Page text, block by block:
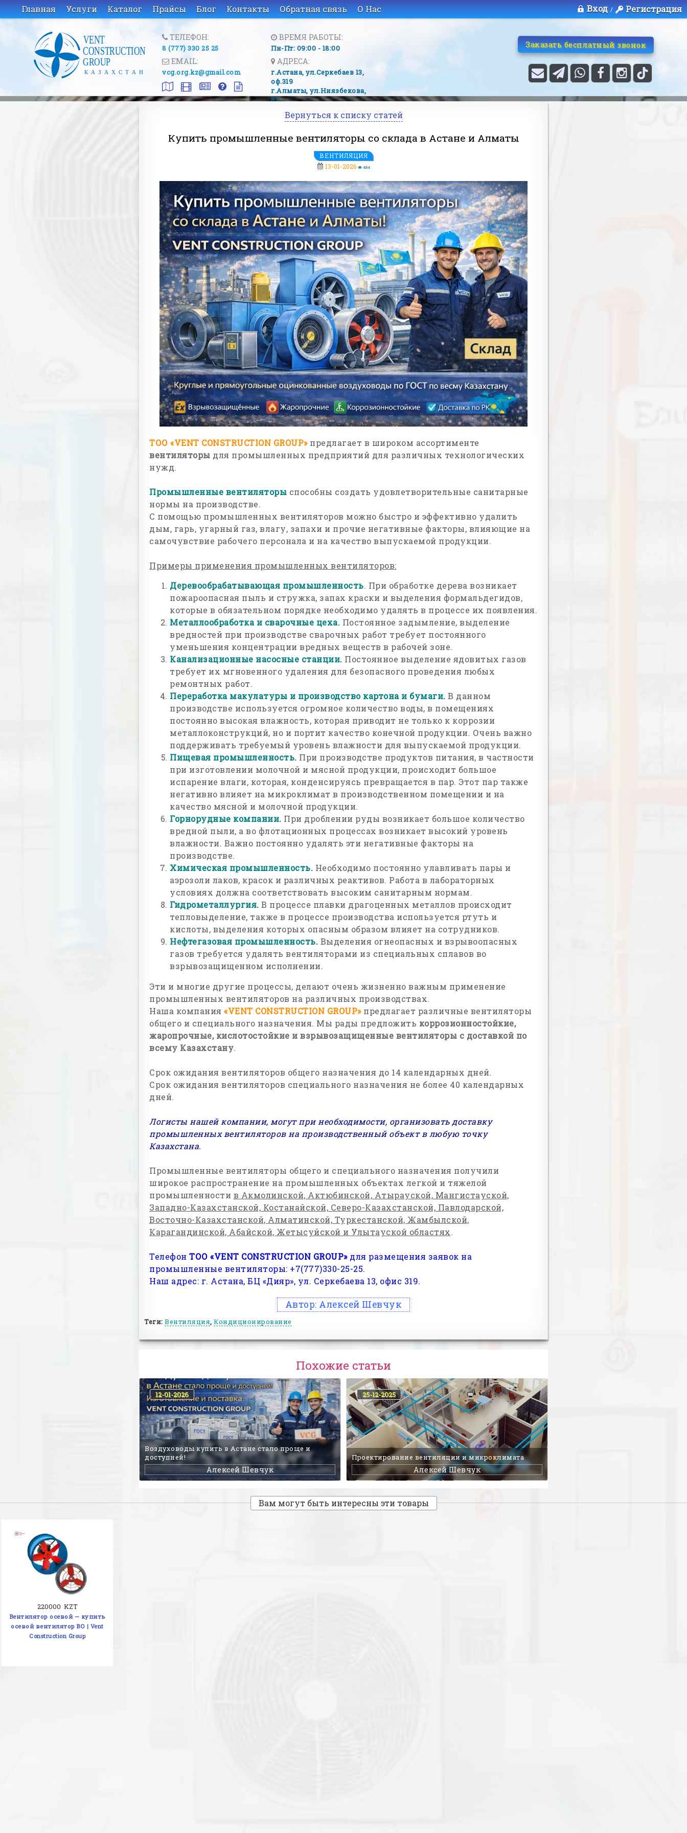
Главная Услуги Каталог Прайсы Блог Контакты Обратная связь О Нас Вход / Регистрация
ТЕЛЕФОН:
8 (777) 330 25 25
ВРЕМЯ РАБОТЫ:
Пн-Пт: 09:00 - 18:00
EMAIL:
vcg.org.kz@gmail.com
АДРЕСА:
г.Астана, ​ул.Серкебаев 13,
оф.319
г.Алматы, ​ул.Ниязбекова,
82
Заказать бесплатный звонок
Вернуться к списку статей
Купить промышленные вентиляторы со склада в Астане и Алматы
ВЕНТИЛЯЦИЯ
13-01-2026
484
ТОО «VENT CONSTRUCTION GROUP»предлагает в широком ассортименте
вентиляторы для промышленных предприятий для различных технологических
нужд.
Промышленные вентиляторы способны создать удовлетворительные санитарные
нормы на производстве.
С помощью промышленных вентиляторов можно быстро и эффективно удалить
дым, гарь, угарный газ, влагу, запахи и прочие негативные факторы, влияющие на
самочувствие рабочего персонала и на качество выпускаемой продукции.
Примеры применения промышленных вентиляторов:
Деревообрабатывающая промышленность. При обработке дерева возникает
пожароопасная пыль и стружка, запах краски и выделения формальдегидов,
которые в обязательном порядке необходимо удалять в процессе их появления.
Металлообработка и сварочные цеха. Постоянное задымление, выделение
вредностей при производстве сварочных работ требует постоянного
уменьшения концентрации вредных веществ в рабочей зоне.
Канализационные насосные станции. Постоянное выделение ядовитых газов
требует их мгновенного удаления для безопасного проведения любых
ремонтных работ.
Переработка макулатуры и производство картона и бумаги. В данном
производстве используется огромное количество воды, в помещениях
постоянно высокая влажность, которая приводит не только к коррозии
металлоконструкций, но и портит качество конечной продукции. Очень важно
поддерживать требуемый уровень влажности для выпускаемой продукции.
Пищевая промышленность. При производстве продуктов питания, в частности
при изготовлении молочной и мясной продукции, происходит большое
испарение влаги, которая, конденсируясь превращается в пар. Этот пар также
негативно влияет на микроклимат в производственном помещении и на
качество мясной и молочной продукции.
Горнорудные компании. При дроблении руды возникает большое количество
вредной пыли, а во флотационных процессах возникает высокий уровень
влажности. Важно постоянно удалять эти негативные факторы на
производстве.
Химическая промышленность. Необходимо постоянно улавливать пары и
аэрозоли лаков, красок и различных реактивов. Работа в лабораторных
условиях должна соответствовать высоким санитарным нормам.
Гидрометаллургия. В процессе плавки драгоценных металлов происходит
тепловыделение, также в процессе производства используется ртуть и
кислоты, выделения которых опасным образом влияет на сотрудников.
Нефтегазовая промышленность. Выделения огнеопасных и взрывоопасных
газов требуется удалять вентиляторами из специальных сплавов во
взрывозащищенном исполнении.
Эти и многие другие процессы, делают очень жизненно важным применение
промышленных вентиляторов на различных производствах.
Наша компания «VENT CONSTRUCTION GROUP»предлагает различные вентиляторы
общего и специального назначения. Мы рады предложить коррозионностойкие,
жаропрочные, кислотостойкие и взрывозащищенные вентиляторы с доставкой по
всему Казахстану.
Срок ожидания вентиляторов общего назначения до 14 календарных дней.
Срок ожидания вентиляторов специального назначения не более 40 календарных
дней.
Логисты нашей компании, могут при необходимости, организовать доставку
промышленных вентиляторов на производственный объект в любую точку
Казахстана.
Промышленные вентиляторы общего и специального назначения получили
широкое распространение на промышленных объектах легкой и тяжелой
промышленности в Акмолинской, Актюбинской, Атырауской, Мангистауской,
Западно-Казахстанской, Костанайской, Северо-Казахстанской, Павлодарской,
Восточно-Казахстанской, Алматинской, Туркестанской, Жамбылской,
Карагандинской, Абайской, Жетысуйской и Улытауской областях.
Телефон ТОО «VENT CONSTRUCTION GROUP»для размещения заявок на
промышленные вентиляторы: +7(777)330-25-25.
Наш адрес: г. Астана, БЦ «Дияр», ул. Серкебаева 13, офис 319.
Автор: Алексей Шевчук
Теги: Вентиляция, Кондиционирование
Похожие статьи
Воздуховоды купить в Астане стало проще и
доступней!
Алексей Шевчук
12-01-2026
Проектирование вентиляции и микроклимата
Алексей Шевчук
25-12-2025
Вам могут быть интересны эти товары
220000 KZT
Вентилятор осевой — купить
осевой вентилятор ВО | Vent
Construction Group